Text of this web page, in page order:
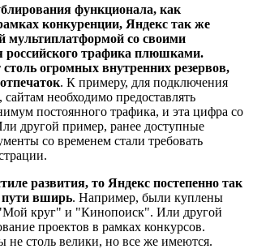
функционала, как
конкуренции, Яндекс так же
мультиплатформой со своими
российского трафика плюшками.
столь огромных внутренних резервов,
. К примеру, для подключения
необходимо предоставлять
постоянного трафика, и эта цифра со
другой пример, ранее доступные
со временем стали требовать
развития, то Яндекс постепенно так
пути вширь. Например, были куплены
круг" и "Кинопоиск". Или другой
проектов в рамках конкурсов.
не столь велики, но все же имеются.